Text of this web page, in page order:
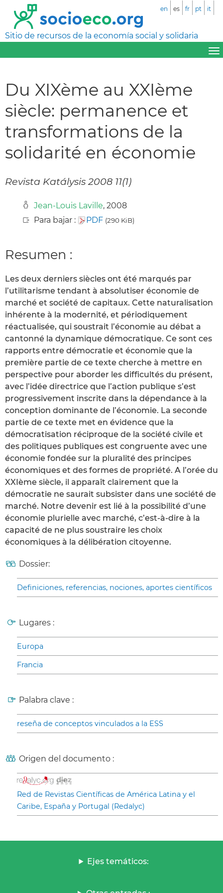
Sitio de recursos de la economía social y solidaria
en es fr pt it
Du XIXème au XXIème
siècle: permanence et
transformations de la
solidarité en économie
Revista Katálysis 2008 11(1)
Jean-Louis Laville, 2008
Para bajar :
PDF (290 KiB)
Resumen :
Les deux derniers siècles ont été marqués par
l’utilitarisme tendant à absolutiser économie de
marché et société de capitaux. Cette naturalisation
inhérente à la modernité, et périodiquement
réactualisée, qui soustrait l’économie au débat a
cantonné la dynamique démocratique. Ce sont ces
rapports entre démocratie et économie que la
première partie de ce texte cherche à mettre en
perspective pour aborder les difficultés du présent,
avec l’idée directrice que l’action publique s’est
progressivement inscrite dans la dépendance à la
conception dominante de l’économie. La seconde
partie de ce texte met en évidence que la
démocratisation réciproque de la société civile et
des politiques publiques est congruente avec une
économie fondée sur la pluralité des principes
économiques et des formes de propriété. A l’orée du
XXIème siècle, il apparaît clairement que la
démocratie ne saurait subsister dans une société de
marché. Notre devenir est lié à la possibilité d’une
économie plurielle avec marché, c’est-à-dire à la
capacité de ne plus soustraire les choix
économiques à la délibération citoyenne.
Dossier:
Definiciones, referencias, nociones, aportes científicos
Lugares :
Europa
Francia
Palabra clave :
reseña de conceptos vinculados a la ESS
Origen del documento :
Red de Revistas Científicas de América Latina y el
Caribe, España y Portugal (Redalyc)
Ejes temáticos: